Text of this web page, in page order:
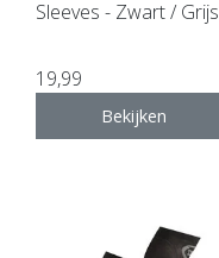
Sleeves - Zwart / Grijs
19,99
Bekijken